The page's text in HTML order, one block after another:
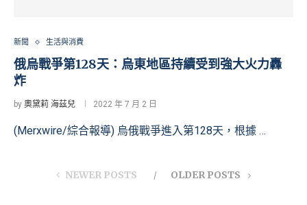
新聞 生活與消費
俄烏戰爭第128天：烏東地區持續受到強大火力轟
炸
by 奧黛莉 海茲兒 2022 年 7 月 2 日
(Merxwire/綜合報導) 烏俄戰爭進入第128天，根據 …
NEWER POSTS OLDER POSTS